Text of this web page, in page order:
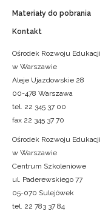
Materiały do pobrania
Kontakt
Ośrodek Rozwoju Edukacji
w Warszawie
Aleje Ujazdowskie 28
00-478 Warszawa
tel. 22 345 37 00
fax 22 345 37 70
Ośrodek Rozwoju Edukacji
w Warszawie
Centrum Szkoleniowe
ul. Paderewskiego 77
05-070 Sulejówek
tel. 22 783 37 84